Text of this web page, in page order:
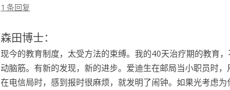
1 条回复
森田博士：
现今的教育制度，太受方法的束缚。我的40天治疗期的教育
动脑筋。有新的发现，新的进步。爱迪生在邮局当小职员时，
在电信局时，感到报时很麻烦，就发明了闹钟。如果光考虑